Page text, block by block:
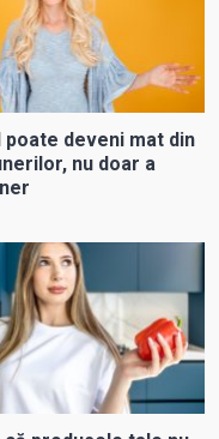
poate deveni mat din
nu doar a